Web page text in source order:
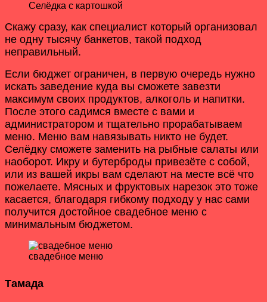
Селёдка с картошкой
Скажу сразу, как специалист который организовал
не одну тысячу банкетов, такой подход
неправильный.
Если бюджет ограничен, в первую очередь нужно
искать заведение куда вы сможете завезти
максимум своих продуктов, алкоголь и напитки.
После этого садимся вместе с вами и
администратором и тщательно прорабатываем
меню. Меню вам навязывать никто не будет.
Селёдку сможете заменить на рыбные салаты или
наоборот. Икру и бутерброды привезёте с собой,
или из вашей икры вам сделают на месте всё что
пожелаете. Мясных и фруктовых нарезок это тоже
касается, благодаря гибкому подходу у нас сами
получится достойное свадебное меню с
минимальным бюджетом.
свадебное меню
Тамада